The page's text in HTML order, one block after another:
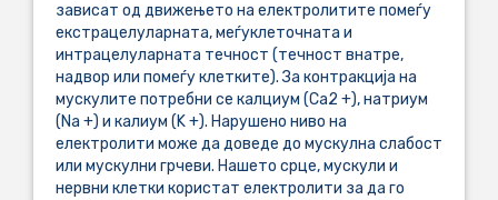
зависат од движењето на електролитите помеѓу
екстрацелуларната, меѓуклеточната и
интрацелуларната течност (течност внатре,
надвор или помеѓу клетките). За контракција на
мускулите потребни се калциум (Ca2 +), натриум
(Na +) и калиум (K +). Нарушено ниво на
електролити може да доведе до мускулна слабост
или мускулни грчеви. Нашето срце, мускули и
нервни клетки користат електролити за да го